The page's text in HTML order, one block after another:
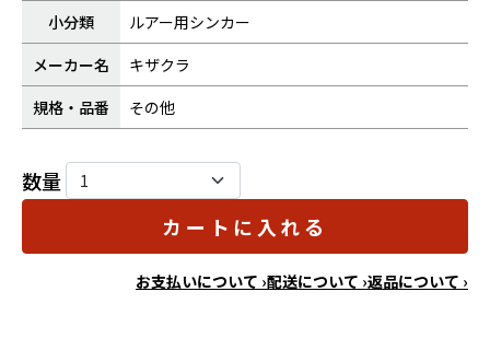
小分類
ルアー用シンカー
メーカー名
キザクラ
規格・品番
その他
数量
カートに入れる
お支払いについて ›配送について ›返品について ›